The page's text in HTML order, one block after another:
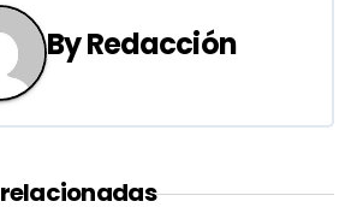
ByRedacción